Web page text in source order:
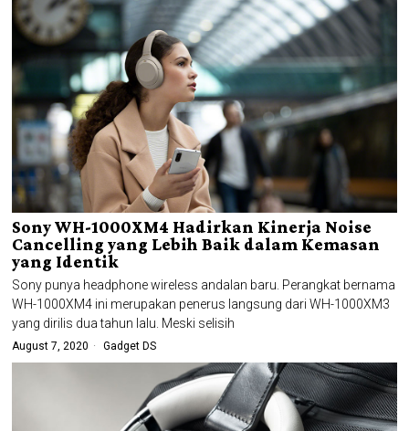
Sony WH-1000XM4 Hadirkan Kinerja Noise
Cancelling yang Lebih Baik dalam Kemasan
yang Identik
Sony punya headphone wireless andalan baru. Perangkat bernama
WH-1000XM4 ini merupakan penerus langsung dari WH-1000XM3
yang dirilis dua tahun lalu. Meski selisih
August 7, 2020 Gadget DS